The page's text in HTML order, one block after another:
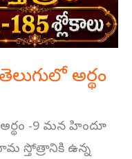
అర్థం
-9 మన హిందూ
స్తోత్రానికి ఉన్న